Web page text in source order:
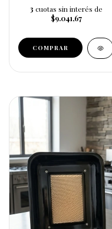
3 cuotas sin interés de
$9.041,67